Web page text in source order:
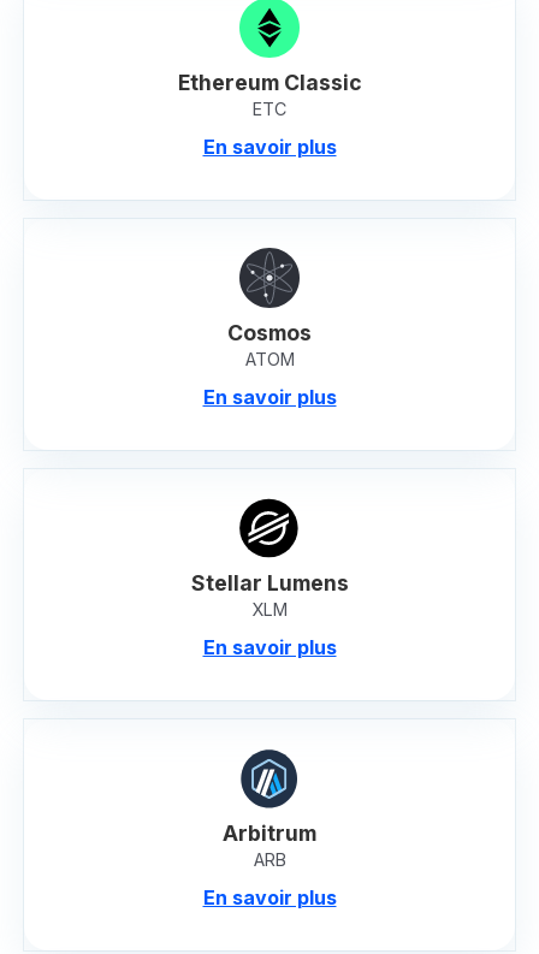
Ethereum Classic
ETC
En savoir plus
Cosmos
ATOM
En savoir plus
Stellar Lumens
XLM
En savoir plus
Arbitrum
ARB
En savoir plus